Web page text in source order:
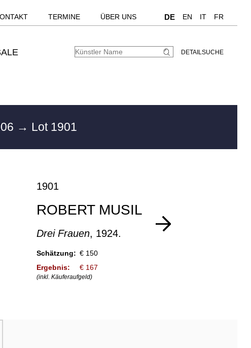
TERMINE ÜBER UNS DE EN IT FR
DETAILSUCHE
→ Lot 1901
1901
ROBERT MUSIL
Drei Frauen, 1924.
Schätzung: € 150
Ergebnis:
€ 167
(inkl. Käuferaufgeld)